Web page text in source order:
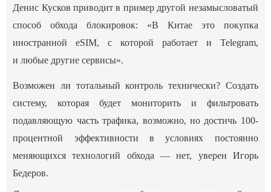
Денис Кусков приводит в пример другой незамысловатый
способ обхода блокировок: «В Китае это покупка
иностранной eSIM, с которой работает и Telegram,
и любые другие сервисы».
Возможен ли тотальный контроль технически? Создать
систему, которая будет мониторить и фильтровать
подавляющую часть трафика, возможно, но достичь 100-
процентной эффективности в условиях постоянно
меняющихся технологий обхода — нет, уверен Игорь
Бедеров.